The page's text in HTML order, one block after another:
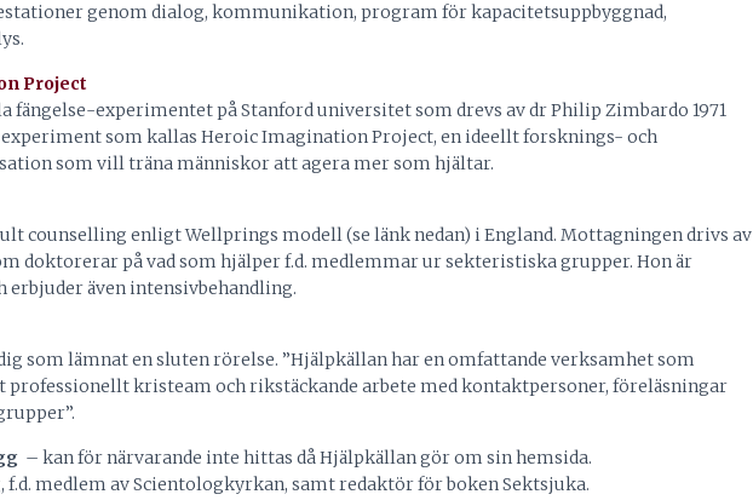
genom dialog, kommunikation, program för kapacitetsuppbyggnad,
Project
fängelse-experimentet på Stanford universitet som drevs av dr Philip Zimbardo 1971
som kallas Heroic Imagination Project, en ideellt forsknings- och
som vill träna människor att agera mer som hjältar.
counselling enligt Wellprings modell (se länk nedan) i England. Mottagningen drivs av
doktorerar på vad som hjälper f.d. medlemmar ur sekteristiska grupper. Hon är
erbjuder även intensivbehandling.
som lämnat en sluten rörelse. ”Hjälpkällan har en omfattande verksamhet som
professionellt kristeam och rikstäckande arbete med kontaktpersoner, föreläsningar
– kan för närvarande inte hittas då Hjälpkällan gör om sin hemsida.
f.d. medlem av Scientologkyrkan, samt redaktör för boken Sektsjuka.